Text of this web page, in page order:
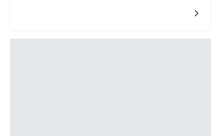
szybkim napełnianiu, mają znaczący wpływ na ten proces.